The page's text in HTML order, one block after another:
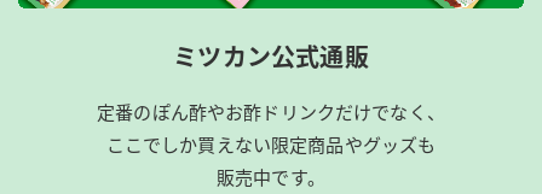
ミツカン公式通販
定番のぽん酢やお酢ドリンクだけでなく、
ここでしか買えない限定商品やグッズも
販売中です。